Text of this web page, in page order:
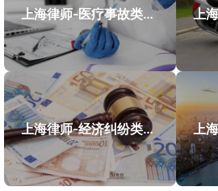
上海律师-医疗事故类案件案例
上海律师-经济纠纷类案件案例